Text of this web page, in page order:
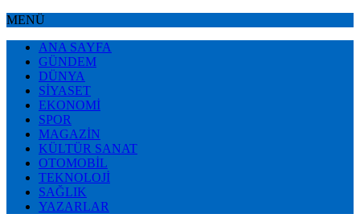
MENÜ
ANA SAYFA
GÜNDEM
DÜNYA
SİYASET
EKONOMİ
SPOR
MAGAZİN
KÜLTÜR SANAT
OTOMOBİL
TEKNOLOJİ
SAĞLIK
YAZARLAR